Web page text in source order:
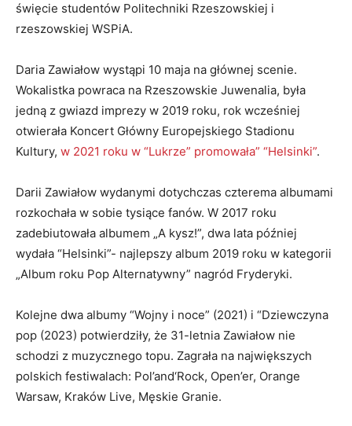
święcie studentów Politechniki Rzeszowskiej i
rzeszowskiej WSPiA.
Daria Zawiałow wystąpi 10 maja na głównej scenie.
Wokalistka powraca na Rzeszowskie Juwenalia, była
jedną z gwiazd imprezy w 2019 roku, rok wcześniej
otwierała Koncert Główny Europejskiego Stadionu
Kultury, w 2021 roku w “Lukrze” promowała” “Helsinki”.
Darii Zawiałow wydanymi dotychczas czterema albumami
rozkochała w sobie tysiące fanów. W 2017 roku
zadebiutowała albumem „A kysz!”, dwa lata później
wydała “Helsinki”- najlepszy album 2019 roku w kategorii
„Album roku Pop Alternatywny” nagród Fryderyki.
Kolejne dwa albumy “Wojny i noce” (2021) i “Dziewczyna
pop (2023) potwierdziły, że 31-letnia Zawiałow nie
schodzi z muzycznego topu. Zagrała na największych
polskich festiwalach: Pol’and‘Rock, Open’er, Orange
Warsaw, Kraków Live, Męskie Granie.